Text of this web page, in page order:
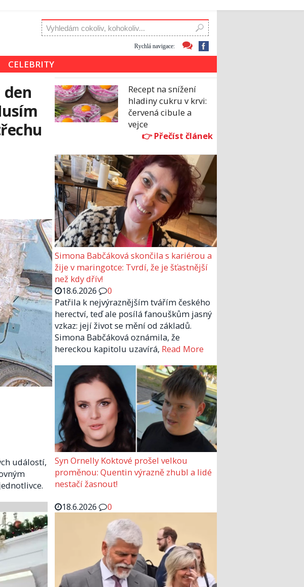
Rychlá navigace:
CELEBRITY
den
událostí,
Recept na snížení
hladiny cukru v krvi:
červená cibule a
vejce
Simona Babčáková skončila s kariérou a
žije v maringotce: Tvrdí, že je šťastnější
než kdy dřív!
18.6.2026
0
Patřila k nejvýraznějším tvářím českého
herectví, teď ale posílá fanouškům jasný
vzkaz: její život se mění od základů.
Simona Babčáková oznámila, že
hereckou kapitolu uzavírá, Read More
Syn Ornelly Koktové prošel velkou
proměnou: Quentin výrazně zhubl a lidé
nestačí žasnout!
18.6.2026
0